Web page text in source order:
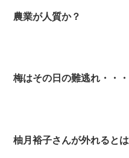
農業が人質か？
梅はその日の難逃れ・・・
柚月裕子さんが外れると